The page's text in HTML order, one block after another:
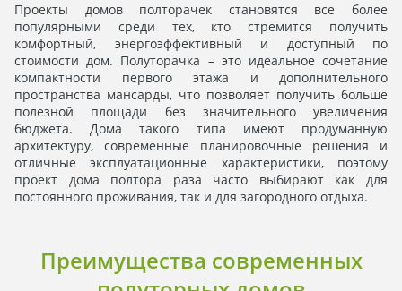
Проекты домов полторачек становятся все более
популярными среди тех, кто стремится получить
комфортный, энергоэффективный и доступный по
стоимости дом. Полуторачка – это идеальное сочетание
компактности первого этажа и дополнительного
пространства мансарды, что позволяет получить больше
полезной площади без значительного увеличения
бюджета. Дома такого типа имеют продуманную
архитектуру, современные планировочные решения и
отличные эксплуатационные характеристики, поэтому
проект дома полтора раза часто выбирают как для
постоянного проживания, так и для загородного отдыха.
Преимущества современных